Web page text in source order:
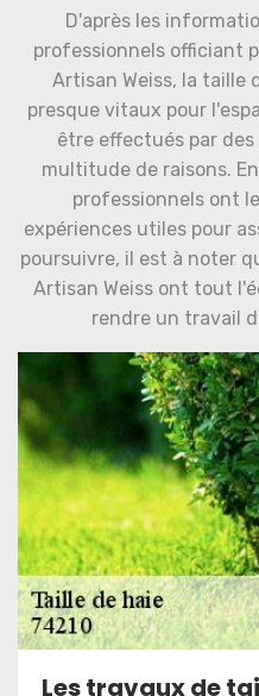
D'après les
professionnels officiant
Artisan Weiss, la taille
presque vitaux pour
être effectués par
multitude de raisons.
professionnels ont
expériences utiles pour
poursuivre, il est à noter
Artisan Weiss ont tout
rendre un travail
Les travaux de